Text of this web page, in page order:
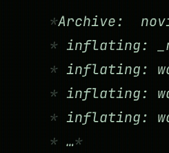
Archive:
inflating:
inflating:
inflating:
inflating:
…